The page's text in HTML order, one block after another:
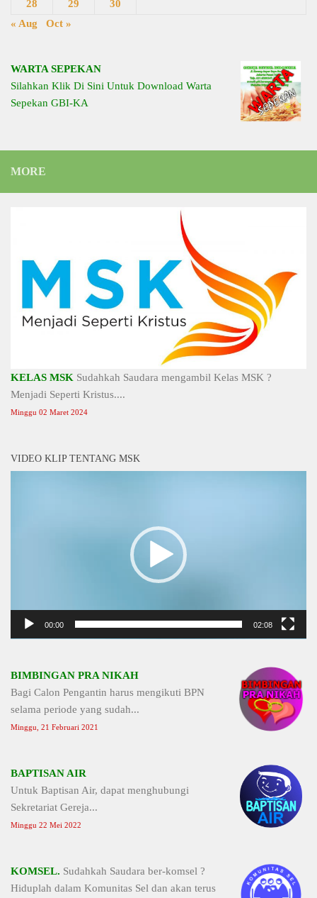
28 29
30
« Aug
Oct »
WARTA SEPEKAN
Silahkan Klik Di Sini Untuk Download Warta
Sepekan GBI-KA
MORE
KELAS MSK Sudahkah Saudara mengambil Kelas MSK ?
Menjadi Seperti Kristus....
Minggu 02 Maret 2024
VIDEO KLIP TENTANG MSK
00:00 02:08
BIMBINGAN PRA NIKAH
Bagi Calon Pengantin harus mengikuti BPN
selama periode yang sudah...
Minggu, 21 Februari 2021
BAPTISAN AIR
Untuk Baptisan Air, dapat menghubungi
Sekretariat Gereja...
Minggu 22 Mei 2022
KOMSEL. Sudahkah Saudara ber-komsel ?
Hiduplah dalam Komunitas Sel dan akan terus